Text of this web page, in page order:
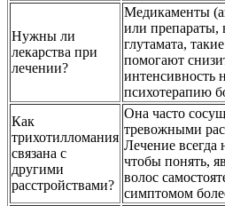
Нужны ли
лекарства при
лечении?
Медикаменты
или препараты,
глутамата,
помогают
интенсивность
психотерапию
Как
трихотилломания
связана с
другими
расстройствами?
Она часто
тревожными
Лечение всегда
чтобы понять,
волос
симптомом